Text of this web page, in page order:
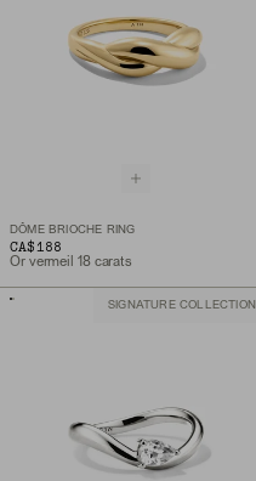
DÔME BRIOCHE RING
CA$188
Or vermeil 18 carats
SIGNATURE COLLECTION